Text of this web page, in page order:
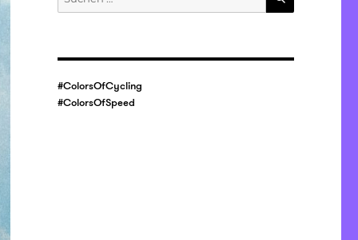
#ColorsOfCycling
#ColorsOfSpeed